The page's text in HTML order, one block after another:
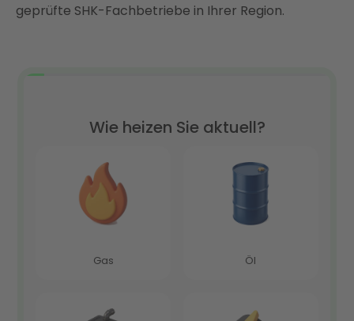
geprüfte SHK-Fachbetriebe in Ihrer Region.